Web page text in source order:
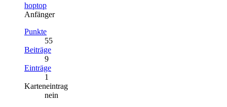
hoptop
Anfänger
Punkte
55
Beiträge
9
Einträge
1
Karteneintrag
nein